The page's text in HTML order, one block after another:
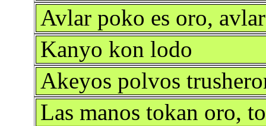
Avlar poko es oro,
Kanyo kon lodo
Akeyos polvos
Las manos tokan oro,